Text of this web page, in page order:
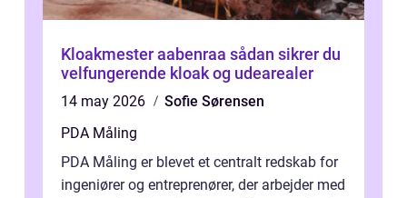
Kloakmester aabenraa sådan sikrer du
velfungerende kloak og udearealer
14 may 2026
Sofie Sørensen
PDA Måling
PDA Måling er blevet et centralt redskab for
ingeniører og entreprenører, der arbejder med